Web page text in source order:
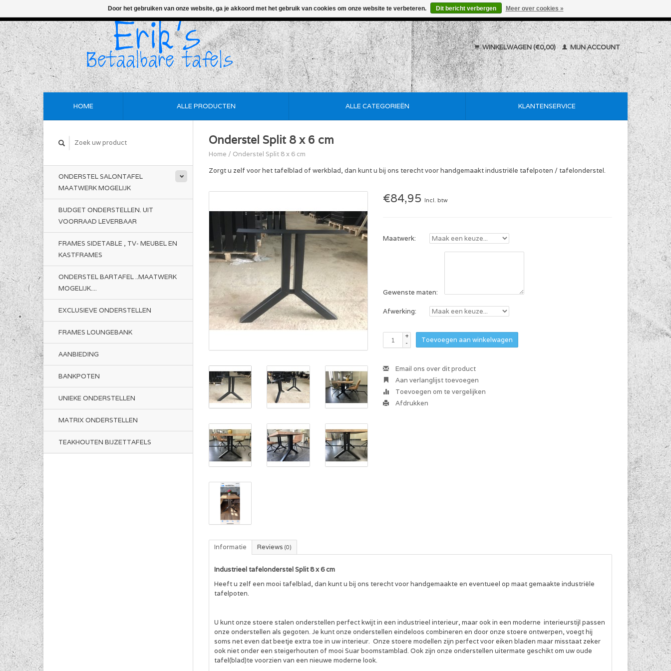
WINKELWAGEN (€0,00) MIJN ACCOUNT
HOME ALLE PRODUCTEN ALLE CATEGORIEËN KLANTENSERVICE
ONDERSTEL SALONTAFEL
MAATWERK MOGELIJK
BUDGET ONDERSTELLEN. UIT
VOORRAAD LEVERBAAR
FRAMES SIDETABLE , TV- MEUBEL EN
KASTFRAMES
ONDERSTEL BARTAFEL ..MAATWERK
MOGELIJK....
EXCLUSIEVE ONDERSTELLEN
FRAMES LOUNGEBANK
AANBIEDING
BANKPOTEN
UNIEKE ONDERSTELLEN
MATRIX ONDERSTELLEN
TEAKHOUTEN BIJZETTAFELS
Onderstel Split 8 x 6 cm
Home / Onderstel Split 8 x 6 cm
Zorgt u zelf voor het tafelblad of werkblad, dan kunt u bij ons terecht voor handgemaakt industriële tafelpoten / tafelonderstel.
€84,95 Incl. btw
Maatwerk:
Gewenste maten:
Afwerking:
+
-
Toevoegen aan winkelwagen
Email ons over dit product
Aan verlanglijst toevoegen
Toevoegen om te vergelijken
Afdrukken
Informatie Reviews (0)
Industrieel tafelonderstel Split 8 x 6 cm
Heeft u zelf een mooi tafelblad, dan kunt u bij ons terecht voor handgemaakte en eventueel op maat gemaakte industriële
tafelpoten.
U kunt onze stoere stalen onderstellen perfect kwijt in een industrieel interieur, maar ook in een moderne interieurstijl passen
onze onderstellen als gegoten. Je kunt onze onderstellen eindeloos combineren en door onze stoere ontwerpen, voegt hij
soms net even dat beetje extra toe in uw interieur. Onze stoere modellen zijn perfect voor eiken bladen maar misstaat zeker
ook niet onder een steigerhouten of mooi Suar boomstamblad. Ook zijn onze onderstellen uitermate geschikt om uw oude
tafel(blad)te voorzien van een nieuwe moderne look.
Door het gebruiken van onze website, ga je akkoord met het gebruik van cookies om onze website te verbeteren. Dit bericht verbergen Meer over cookies »
• Korte Levertijd • Maatwerk Mogelijk • De Goedkoopste